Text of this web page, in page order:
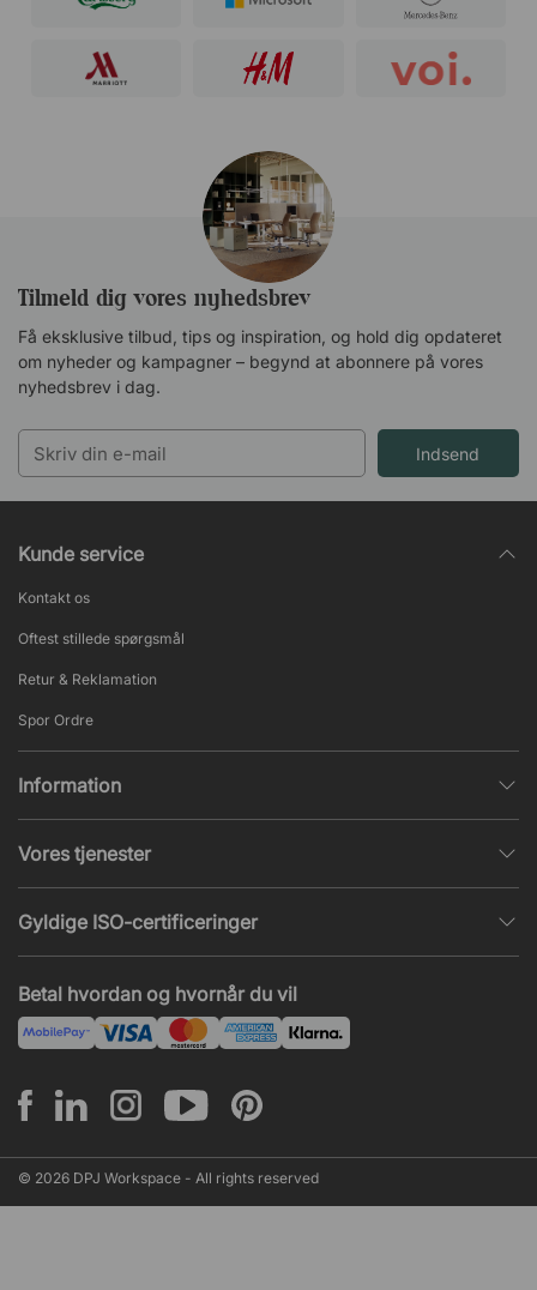
Tilmeld dig vores nyhedsbrev
Få eksklusive tilbud, tips og inspiration, og hold dig opdateret
om nyheder og kampagner – begynd at abonnere på vores
nyhedsbrev i dag.
Indsend
Kunde service
Kontakt os
Oftest stillede spørgsmål
Retur & Reklamation
Spor Ordre
Information
Salgs- & Leveringsbetingelser
Populære sider
Nieuws en artikelen
Vores tjenester
Kontormøbler tilbud
Montering
Betal hvordan og hvornår du vil
Gyldige ISO-certificeringer
ISO 14001
ISO 45001
© 2026 DPJ Workspace - All rights reserved